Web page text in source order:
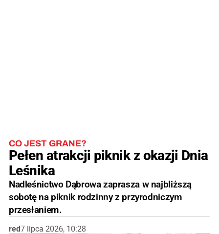
CO JEST GRANE?
Pełen atrakcji piknik z okazji Dnia
Leśnika
Nadleśnictwo Dąbrowa zaprasza w najbliższą
sobotę na piknik rodzinny z przyrodniczym
przesłaniem.
red7 lipca 2026, 10:28